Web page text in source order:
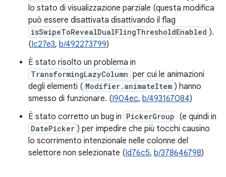
lo stato di visualizzazione parziale (questa modifica
può essere disattivata disattivando il flag
isSwipeToRevealDualFlingThresholdEnabled ).
(Ic27e3, b/492273799)
È stato risolto un problema in
TransformingLazyColumn per cui le animazioni
degli elementi ( Modifier.animateItem ) hanno
smesso di funzionare. (I904ec, b/493167084)
È stato corretto un bug in PickerGroup (e quindi in
DatePicker ) per impedire che più tocchi causino
lo scorrimento intenzionale nelle colonne del
selettore non selezionate (Id76c5, b/378646798)